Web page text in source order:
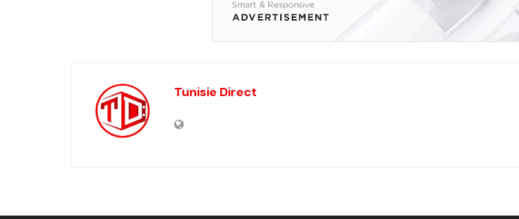
Tunisie Direct